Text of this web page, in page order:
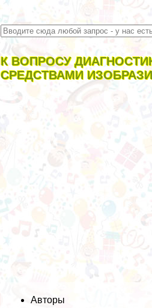
К ВОПРОСУ
СРЕДСТВАМИ
Авторы